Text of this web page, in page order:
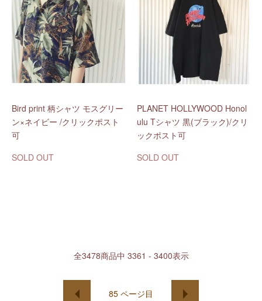
Bird print 柄シャツ モスグリー
ン×ネイビー /クリックポスト
可
SOLD OUT
PLANET HOLLYWOOD Honol
ulu Tシャツ 黒(ブラック)/クリ
ックポスト可
SOLD OUT
全3478商品中 3361 - 3400表示
85 ページ目